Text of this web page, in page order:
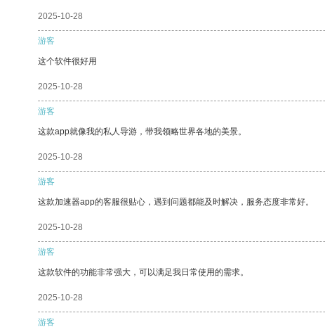
2025-10-28
游客
这个软件很好用
2025-10-28
游客
这款app就像我的私人导游，带我领略世界各地的美景。
2025-10-28
游客
这款加速器app的客服很贴心，遇到问题都能及时解决，服务态度非常好。
2025-10-28
游客
这款软件的功能非常强大，可以满足我日常使用的需求。
2025-10-28
游客